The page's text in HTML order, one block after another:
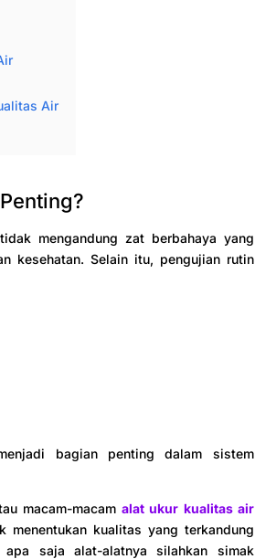
Air
mengandung zat berbahaya yang
kesehatan. Selain itu, pengujian rutin
bagian penting dalam sistem
macam-macamalat ukur kualitas air
menentukan kualitas yang terkandung
saja alat-alatnya silahkan simak